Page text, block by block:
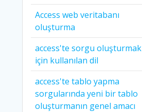
Access web veritabanı
oluşturma
access'te sorgu oluşturmak
için kullanılan dil
access'te tablo yapma
sorgularında yeni bir tablo
oluşturmanın genel amacı